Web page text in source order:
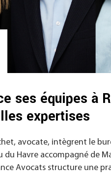
ses équipes à
expertises
avocate, intègrent le
Havre accompagné de
Avocats structure une